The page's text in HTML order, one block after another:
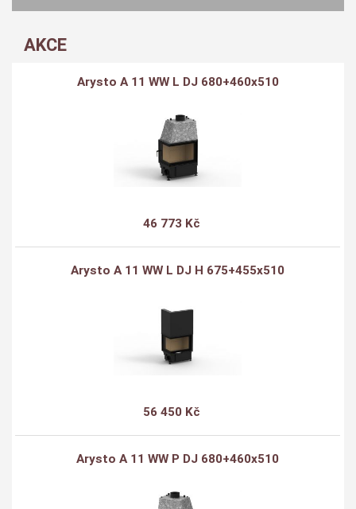
AKCE
Arysto A 11 WW L DJ 680+460x510
46 773 Kč
Arysto A 11 WW L DJ H 675+455x510
56 450 Kč
Arysto A 11 WW P DJ 680+460x510